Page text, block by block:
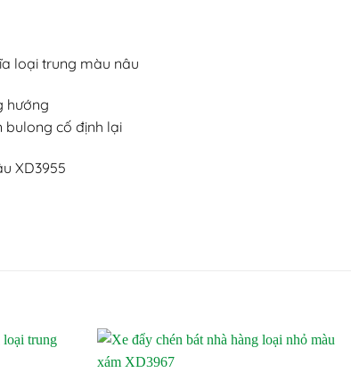
loại trung màu nâu
hướng
bulong cố định lại